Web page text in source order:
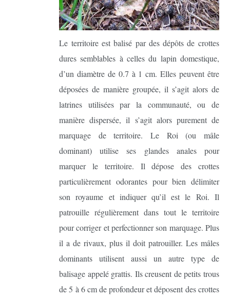
Le territoire est balisé par des dépôts de crottes
dures semblables à celles du lapin domestique,
d’un diamètre de 0.7 à 1 cm. Elles peuvent être
déposées de manière groupée, il s’agit alors de
latrines utilisées par la communauté, ou de
manière dispersée, il s’agit alors purement de
marquage de territoire. Le Roi (ou mâle
dominant) utilise ses glandes anales pour
marquer le territoire. Il dépose des crottes
particulièrement odorantes pour bien délimiter
son royaume et indiquer qu’il est le Roi. Il
patrouille régulièrement dans tout le territoire
pour corriger et perfectionner son marquage. Plus
il a de rivaux, plus il doit patrouiller. Les mâles
dominants utilisent aussi un autre type de
balisage appelé grattis. Ils creusent de petits trous
de 5 à 6 cm de profondeur et déposent des crottes